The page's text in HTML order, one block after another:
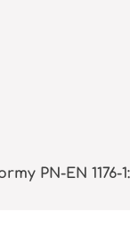
EN 1176-